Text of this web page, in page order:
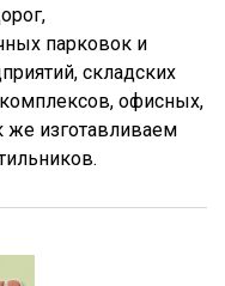
парковок и
складских
офисных,
изготавливаем